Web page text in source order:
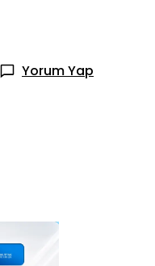
Yorum Yap